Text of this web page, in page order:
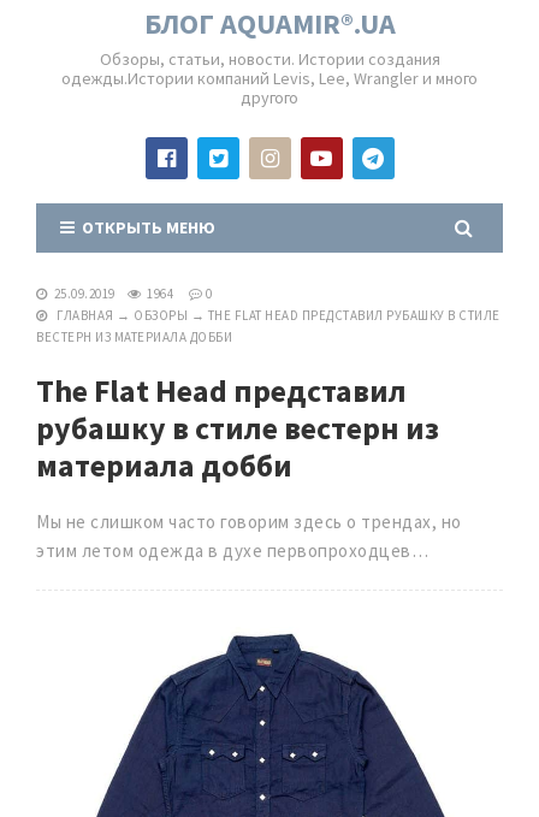
БЛОГ AQUAMIR®.UA
Обзоры, статьи, новости. Истории создания
одежды.Истории компаний Levis, Lee, Wrangler и много
другого
ОТКРЫТЬ МЕНЮ
25.09.2019 1964
0
ГЛАВНАЯ → ОБЗОРЫ → THE FLAT HEAD ПРЕДСТАВИЛ РУБАШКУ В СТИЛЕ
ВЕСТЕРН ИЗ МАТЕРИАЛА ДОББИ
The Flat Head представил
рубашку в стиле вестерн из
материала добби
Мы не слишком часто говорим здесь о трендах, но
этим летом одежда в духе первопроходцев…